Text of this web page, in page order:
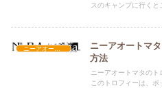
スのキャンプに行くと
ニーアオートマタ
ニーアオートマ
方法
ニーアオートマタのト
このトロフィーは、